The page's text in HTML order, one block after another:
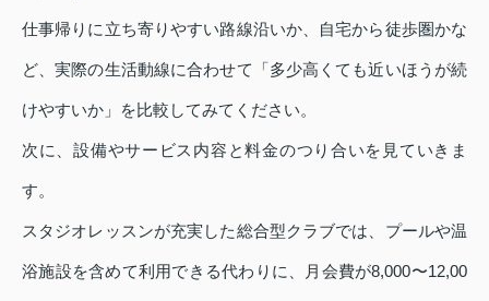
仕事帰りに立ち寄りやすい路線沿いか、自宅から徒歩圏かな
ど、実際の生活動線に合わせて「多少高くても近いほうが続
けやすいか」を比較してみてください。
次に、設備やサービス内容と料金のつり合いを見ていきま
す。
スタジオレッスンが充実した総合型クラブでは、プールや温
浴施設を含めて利用できる代わりに、月会費が8,000〜12,00